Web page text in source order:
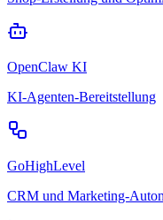
OpenClaw KI
KI-Agenten-Bereitstellung
GoHighLevel
CRM und Marketing-